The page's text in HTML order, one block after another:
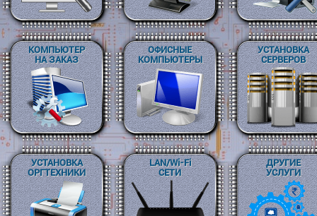
КОМПЬЮТЕР
НА ЗАКАЗ
ОФИСНЫЕ
КОМПЬЮТЕРЫ
УСТАНОВКА
СЕРВЕРОВ
УСТАНОВКА
ОРГТЕХНИКИ
LAN/Wi-Fi
СЕТИ
ДРУГИЕ
УСЛУГИ